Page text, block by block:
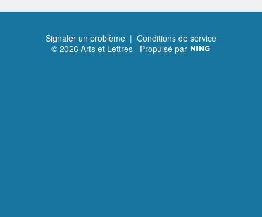
Signaler un problème | Conditions de service
© 2026 Arts et Lettres Propulsé par